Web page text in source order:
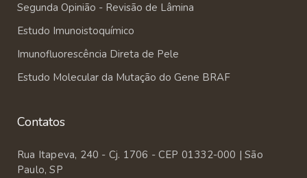
Segunda Opinião - Revisão de Lâmina
Estudo Imunoistoquímico
Imunofluorescência Direta de Pele
Estudo Molecular da Mutação do Gene BRAF
Contatos
Rua Itapeva, 240 - Cj. 1706 - CEP 01332-000 | São
Paulo, SP